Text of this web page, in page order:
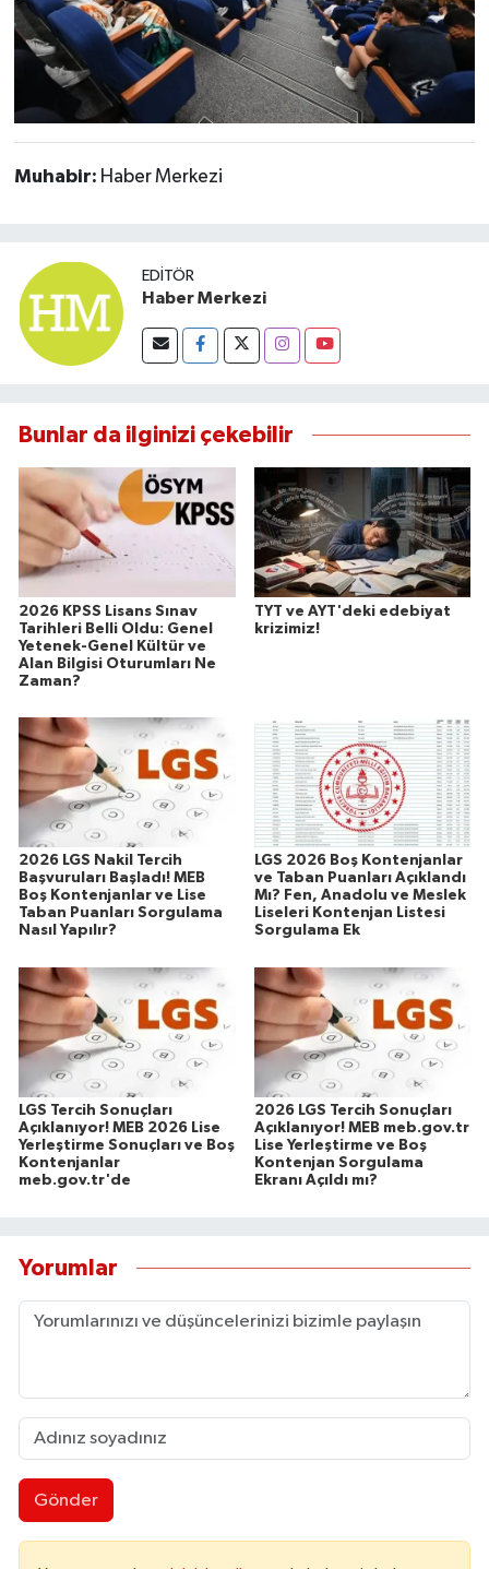
Muhabir: Haber Merkezi
EDITÖR
Haber Merkezi
Bunlar da ilginizi çekebilir
2026 KPSS Lisans Sınav
Tarihleri Belli Oldu: Genel
Yetenek-Genel Kültür ve
Alan Bilgisi Oturumları Ne
Zaman?
TYT ve AYT'deki edebiyat
krizimiz!
2026 LGS Nakil Tercih
Başvuruları Başladı! MEB
Boş Kontenjanlar ve Lise
Taban Puanları Sorgulama
Nasıl Yapılır?
LGS 2026 Boş Kontenjanlar
ve Taban Puanları Açıklandı
Mı? Fen, Anadolu ve Meslek
Liseleri Kontenjan Listesi
Sorgulama Ek
LGS Tercih Sonuçları
Açıklanıyor! MEB 2026 Lise
Yerleştirme Sonuçları ve Boş
Kontenjanlar
meb.gov.tr'de
2026 LGS Tercih Sonuçları
Açıklanıyor! MEB meb.gov.tr
Lise Yerleştirme ve Boş
Kontenjan Sorgulama
Ekranı Açıldı mı?
Yorumlar
Gönder